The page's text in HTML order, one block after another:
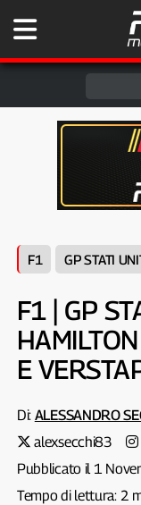
F1 GP STATI
F1 | GP
E
Di: ALESSANDRO
alexsecchi83
Pubblicato il 1
Tempo di lettura: 2